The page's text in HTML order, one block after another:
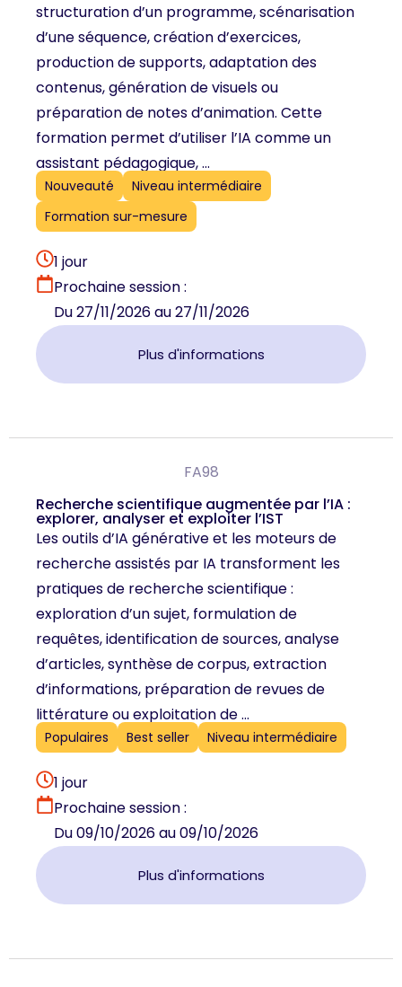
structuration d’un programme, scénarisation
d’une séquence, création d’exercices,
production de supports, adaptation des
contenus, génération de visuels ou
préparation de notes d’animation. Cette
formation permet d’utiliser l’IA comme un
assistant pédagogique, ...
Nouveauté
Niveau intermédiaire
Formation sur-mesure
1 jour
Prochaine session :
Du 27/11/2026 au 27/11/2026
Plus d'informations
FA98
Recherche scientifique augmentée par l’IA :
explorer, analyser et exploiter l’IST
Les outils d’IA générative et les moteurs de
recherche assistés par IA transforment les
pratiques de recherche scientifique :
exploration d’un sujet, formulation de
requêtes, identification de sources, analyse
d’articles, synthèse de corpus, extraction
d’informations, préparation de revues de
littérature ou exploitation de ...
Populaires Best seller Niveau intermédiaire
1 jour
Prochaine session :
Du 09/10/2026 au 09/10/2026
Plus d'informations